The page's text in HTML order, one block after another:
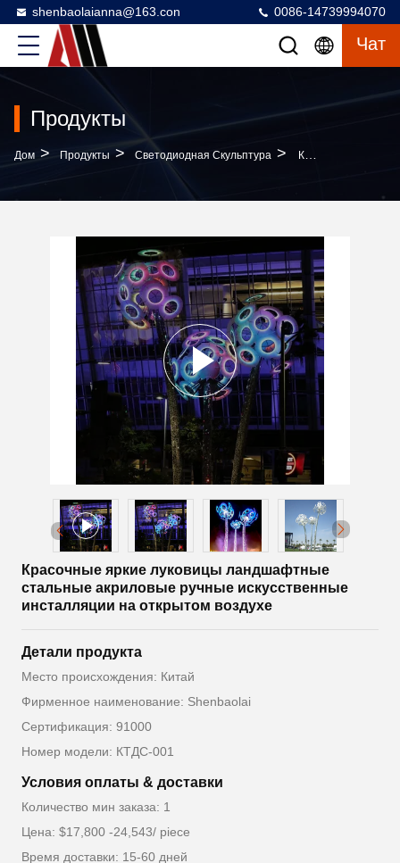
shenbaolaianna@163.con 0086-14739994070
Чат
Продукты
Дом > Продукты > Светодиодная Скульптура > Красочные Яркие Луковицы Ландшафтные Стальные Акриловые Ручные Искусственные Инсталляции На Открытом Воздухе
Красочные яркие луковицы ландшафтные
стальные акриловые ручные искусственные
инсталляции на открытом воздухе
Детали продукта
Место происхождения: Китай
Фирменное наименование: Shenbaolai
Сертификация: 91000
Номер модели: КТДС-001
Условия оплаты & доставки
Количество мин заказа: 1
Цена: $17,800 -24,543/ piece
Время доставки: 15-60 дней